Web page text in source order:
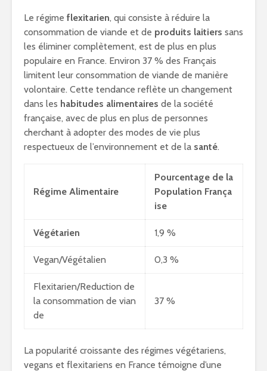
Le régime flexitarien, qui consiste à réduire la
consommation de viande et de produits laitiers sans
les éliminer complètement, est de plus en plus
populaire en France. Environ 37 % des Français
limitent leur consommation de viande de manière
volontaire. Cette tendance reflète un changement
dans les habitudes alimentaires de la société
française, avec de plus en plus de personnes
cherchant à adopter des modes de vie plus
respectueux de l’environnement et de la santé.
Régime Alimentaire
Pourcentage de la
Population França
ise
Végétarien 1,9 %
Vegan/Végétalien 0,3 %
Flexitarien/Reduction de
la consommation de vian
de
37 %
La popularité croissante des régimes végétariens,
vegans et flexitariens en France témoigne d’une